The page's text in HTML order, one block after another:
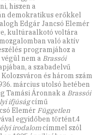
hiszen a
demokratikus erőkkel
Edgár Jancsó Elemér
kultúraalkotó voltára
való aktív
programjához a
nem a Brassói
a szabadelvű
és három szám
március utolsó hetében
Tamási Áronnak a Brassói
ifjúságcímű
Elemér Független
egyidőben történt.4
irodalomcímmel szól